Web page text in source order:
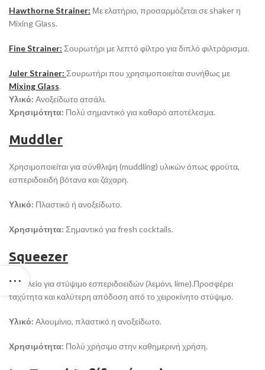
Hawthorne Strainer: Με ελατήριο, προσαρμόζεται σε shaker η
Mixing Glass.
Fine Strainer: Σουρωτήρι με λεπτό φίλτρο για διπλό φιλτράρισμα.
Juler Strainer: Σουρωτήρι που χρησιμοποιείται συνήθως με
Mixing Glass.
Υλικό: Ανοξείδωτο ατσάλι.
Χρησιμότητα: Πολύ σημαντικό για καθαρό αποτέλεσμα.
Muddler
Χρησιμοποιείται για σύνθλιψη (muddling) υλικών όπως φρούτα,
εσπεριδοειδή βότανα και ζάχαρη.
Υλικό: Πλαστικό ή ανοξείδωτο.
Χρησιμότητα: Σημαντικό για fresh cocktails.
Squeezer
Εργαλείο για στύψιμο εσπεριδοειδών (λεμόνι, lime).Προσφέρει
ταχύτητα και καλύτερη απόδοση από το χειροκίνητο στύψιμο.
Υλικό: Αλουμίνιο, πλαστικό η ανοξείδωτο.
Χρησιμότητα: Πολύ χρήσιμο στην καθημερινή χρήση.